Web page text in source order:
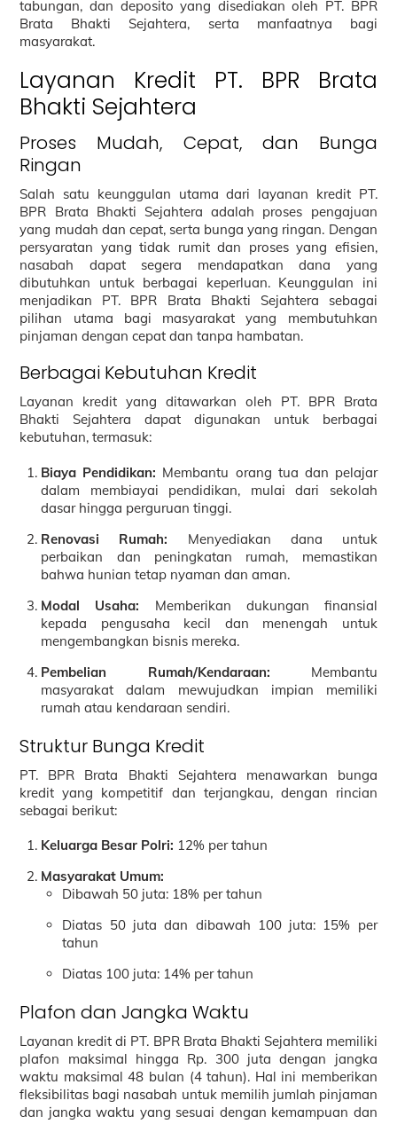
tabungan, dan deposito yang disediakan oleh PT. BPR
Brata Bhakti Sejahtera, serta manfaatnya bagi
masyarakat.
Layanan Kredit PT. BPR Brata
Bhakti Sejahtera
Proses Mudah, Cepat, dan Bunga
Ringan
Salah satu keunggulan utama dari layanan kredit PT.
BPR Brata Bhakti Sejahtera adalah proses pengajuan
yang mudah dan cepat, serta bunga yang ringan. Dengan
persyaratan yang tidak rumit dan proses yang efisien,
nasabah dapat segera mendapatkan dana yang
dibutuhkan untuk berbagai keperluan. Keunggulan ini
menjadikan PT. BPR Brata Bhakti Sejahtera sebagai
pilihan utama bagi masyarakat yang membutuhkan
pinjaman dengan cepat dan tanpa hambatan.
Berbagai Kebutuhan Kredit
Layanan kredit yang ditawarkan oleh PT. BPR Brata
Bhakti Sejahtera dapat digunakan untuk berbagai
kebutuhan, termasuk:
Biaya Pendidikan: Membantu orang tua dan pelajar
dalam membiayai pendidikan, mulai dari sekolah
dasar hingga perguruan tinggi.
Renovasi Rumah: Menyediakan dana untuk
perbaikan dan peningkatan rumah, memastikan
bahwa hunian tetap nyaman dan aman.
Modal Usaha: Memberikan dukungan finansial
kepada pengusaha kecil dan menengah untuk
mengembangkan bisnis mereka.
Pembelian Rumah/Kendaraan: Membantu
masyarakat dalam mewujudkan impian memiliki
rumah atau kendaraan sendiri.
Struktur Bunga Kredit
PT. BPR Brata Bhakti Sejahtera menawarkan bunga
kredit yang kompetitif dan terjangkau, dengan rincian
sebagai berikut:
Keluarga Besar Polri: 12% per tahun
Masyarakat Umum:
Dibawah 50 juta: 18% per tahun
Diatas 50 juta dan dibawah 100 juta: 15% per
tahun
Diatas 100 juta: 14% per tahun
Plafon dan Jangka Waktu
Layanan kredit di PT. BPR Brata Bhakti Sejahtera memiliki
plafon maksimal hingga Rp. 300 juta dengan jangka
waktu maksimal 48 bulan (4 tahun). Hal ini memberikan
fleksibilitas bagi nasabah untuk memilih jumlah pinjaman
dan jangka waktu yang sesuai dengan kemampuan dan